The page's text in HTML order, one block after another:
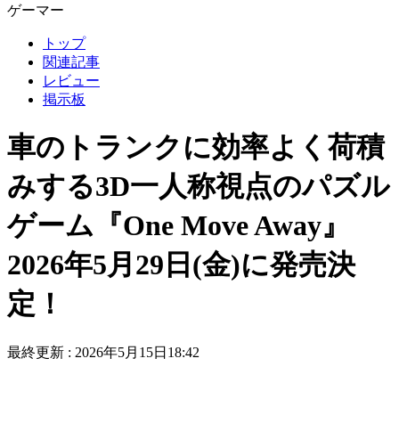
ゲーマー
トップ
関連記事
レビュー
掲示板
車のトランクに効率よく荷積
みする3D一人称視点のパズル
ゲーム『One Move Away』
2026年5月29日(金)に発売決
定！
最終更新 : 2026年5月15日18:42